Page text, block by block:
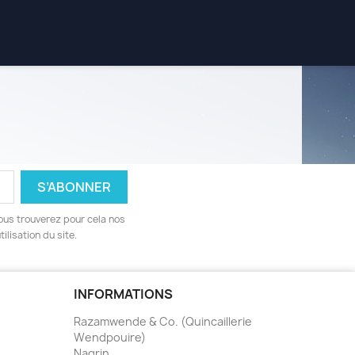
trouverez pour cela nos
du site.
INFORMATIONS
Razamwende & Co. (Quincaillerie
Wendpouire)